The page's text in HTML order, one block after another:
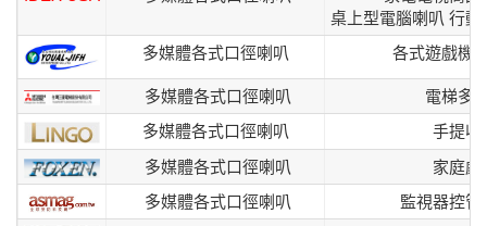
桌上型電腦喇叭 行
多媒體各式口徑喇叭
各式遊戲機
多媒體各式口徑喇叭
電梯多
多媒體各式口徑喇叭
手提收
多媒體各式口徑喇叭
家庭劇
多媒體各式口徑喇叭
監視器控管